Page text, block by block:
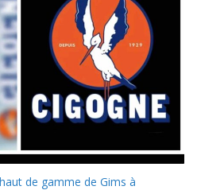
de gamme de Gims à